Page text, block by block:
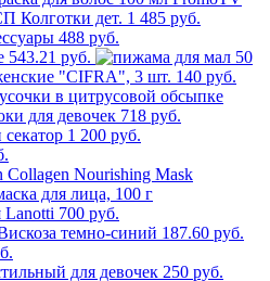
1 485 руб.
488 руб.
543.21 руб.
50
140 руб.
718 руб.
1 200 руб.
700 руб.
187.60 руб.
250 руб.